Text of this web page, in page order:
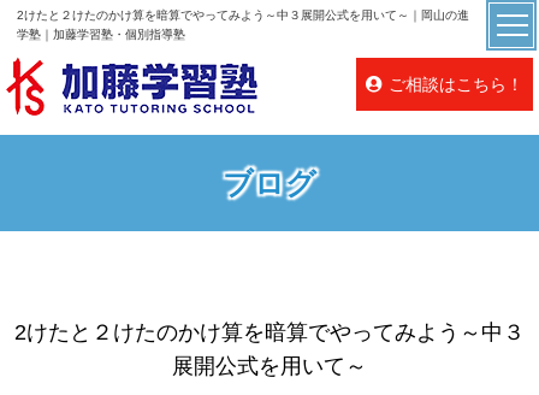
2けたと２けたのかけ算を暗算でやってみよう～中３展開公式を用いて～｜岡山の進
学塾｜加藤学習塾・個別指導塾
ご相談はこちら！
ブログ
2けたと２けたのかけ算を暗算でやってみよう～中３
展開公式を用いて～